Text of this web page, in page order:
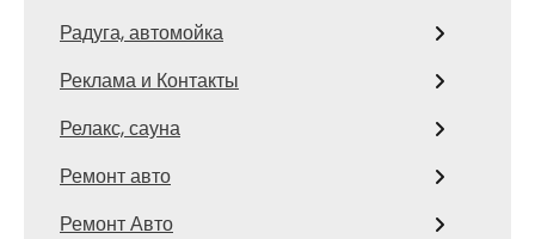
Радуга, автомойка
Реклама и Контакты
Релакс, сауна
Ремонт авто
Ремонт Авто